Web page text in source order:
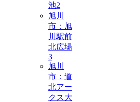
池2
旭川
市：旭
川駅前
北広場
3
旭川
市：道
北アー
クス大